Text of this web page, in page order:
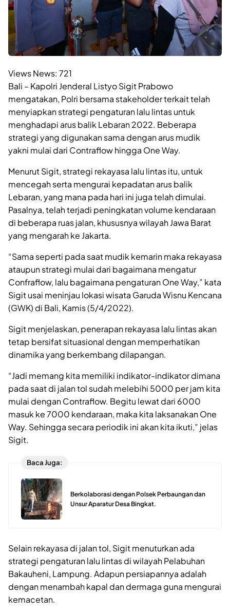
Views News: 721
Bali – Kapolri Jenderal Listyo Sigit Prabowo
mengatakan, Polri bersama stakeholder terkait telah
menyiapkan strategi pengaturan lalu lintas untuk
menghadapi arus balik Lebaran 2022. Beberapa
strategi yang digunakan sama dengan arus mudik
yakni mulai dari Contraflow hingga One Way.
Menurut Sigit, strategi rekayasa lalu lintas itu, untuk
mencegah serta mengurai kepadatan arus balik
Lebaran, yang mana pada hari ini juga telah dimulai.
Pasalnya, telah terjadi peningkatan volume kendaraan
di beberapa ruas jalan, khususnya wilayah Jawa Barat
yang mengarah ke Jakarta.
“Sama seperti pada saat mudik kemarin maka rekayasa
ataupun strategi mulai dari bagaimana mengatur
Confraflow, lalu bagaimana pengaturan One Way,” kata
Sigit usai meninjau lokasi wisata Garuda Wisnu Kencana
(GWK) di Bali, Kamis (5/4/2022).
Sigit menjelaskan, penerapan rekayasa lalu lintas akan
tetap bersifat situasional dengan memperhatikan
dinamika yang berkembang dilapangan.
“Jadi memang kita memiliki indikator-indikator dimana
pada saat di jalan tol sudah melebihi 5000 per jam kita
mulai dengan Contraflow. Begitu lewat dari 6000
masuk ke 7000 kendaraan, maka kita laksanakan One
Way. Sehingga secara periodik ini akan kita ikuti,” jelas
Sigit.
Baca Juga:
Berkolaborasi dengan Polsek Perbaungan dan
Unsur Aparatur Desa Bingkat.
Selain rekayasa di jalan tol, Sigit menuturkan ada
strategi pengaturan lalu lintas di wilayah Pelabuhan
Bakauheni, Lampung. Adapun persiapannya adalah
dengan menambah kapal dan dermaga guna mengurai
kemacetan.